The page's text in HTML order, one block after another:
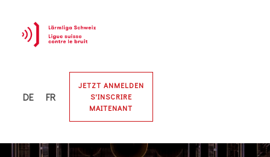
DE FR
JETZT ANMELDEN
S'INSCRIRE
MAITENANT
Bauen im
Lärm